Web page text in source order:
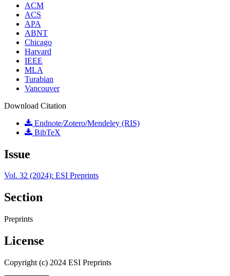
ACM
ACS
APA
ABNT
Chicago
Harvard
IEEE
MLA
Turabian
Vancouver
Download Citation
Endnote/Zotero/Mendeley (RIS)
BibTeX
Issue
Vol. 32 (2024): ESI Preprints
Section
Preprints
License
Copyright (c) 2024 ESI Preprints